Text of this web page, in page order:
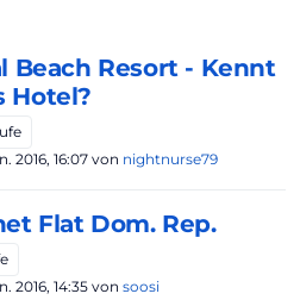
Beach Resort - Kennt
Hotel?
2016, 16:07von nightnurse79
Flat Dom. Rep.
2016, 14:35von soosi